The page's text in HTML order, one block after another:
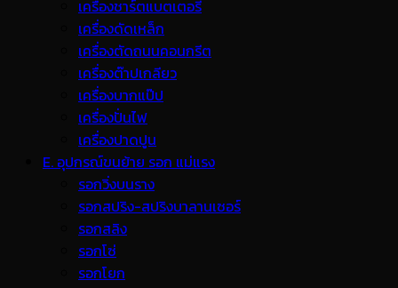
เครื่องชาร์ตแบตเตอรี่
เครื่องดัดเหล็ก
เครื่องตัดถนนคอนกรีต
เครื่องต๊าปเกลียว
เครื่องบากแป๊ป
เครื่องปั่นไฟ
เครื่องปาดปูน
E. อุปกรณ์ขนย้าย รอก แม่แรง
รอกวิ่งบนราง
รอกสปริง-สปริงบาลานเซอร์
รอกสลิง
รอกโซ่
รอกโยก